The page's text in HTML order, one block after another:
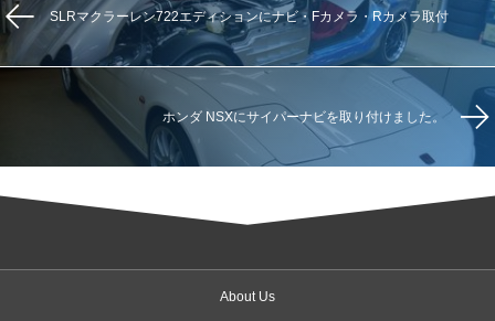
SLRマクラーレン722エディションにナビ・Fカメラ・Rカメラ取付
ホンダ NSXにサイパーナビを取り付けました。
About Us